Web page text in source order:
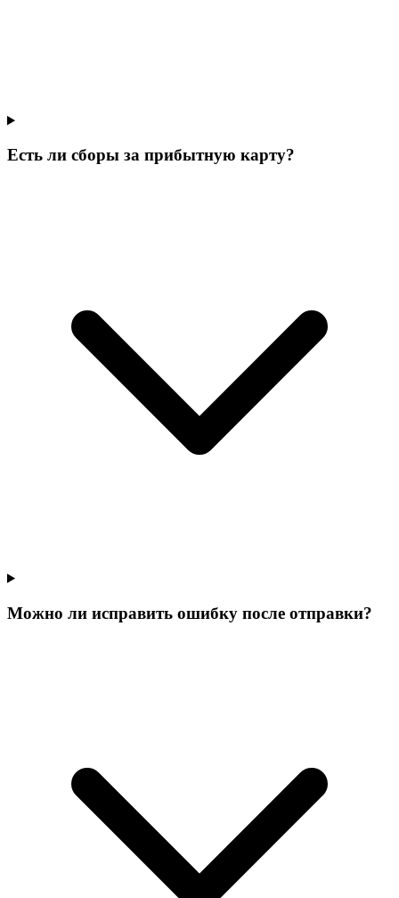
Есть ли сборы за прибытную карту?
Можно ли исправить ошибку после отправки?